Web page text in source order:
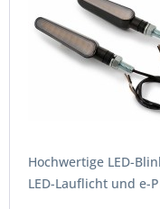
Hochwertige LED-
LED-Lauflicht und e-